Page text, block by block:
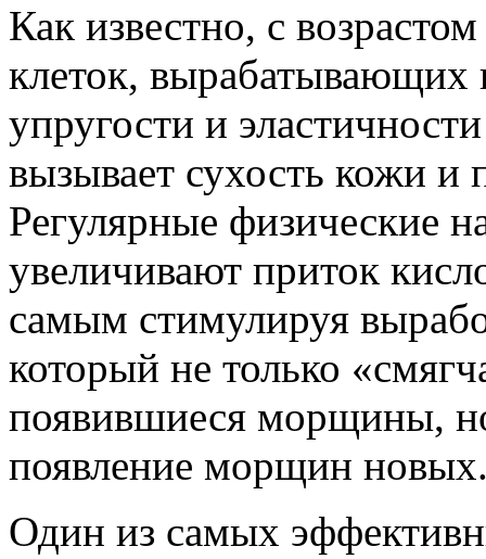
Как известно, с
клеток, вырабатывающих
упругости и
вызывает сухость кожи
Регулярные физические
увеличивают приток
самым стимулируя
который не только
появившиеся морщины,
появление морщин
Один из самых